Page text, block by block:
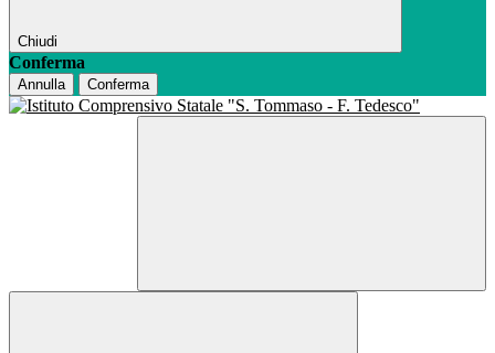
Chiudi
Conferma
Annulla Conferma